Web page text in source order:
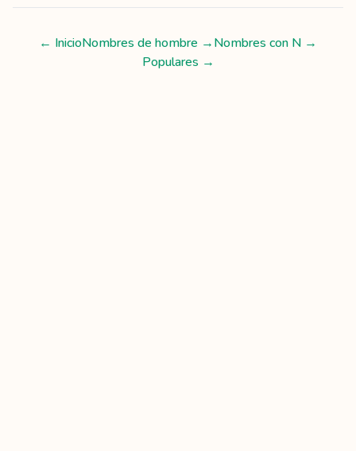
← InicioNombres de hombre →Nombres con N →
Populares →